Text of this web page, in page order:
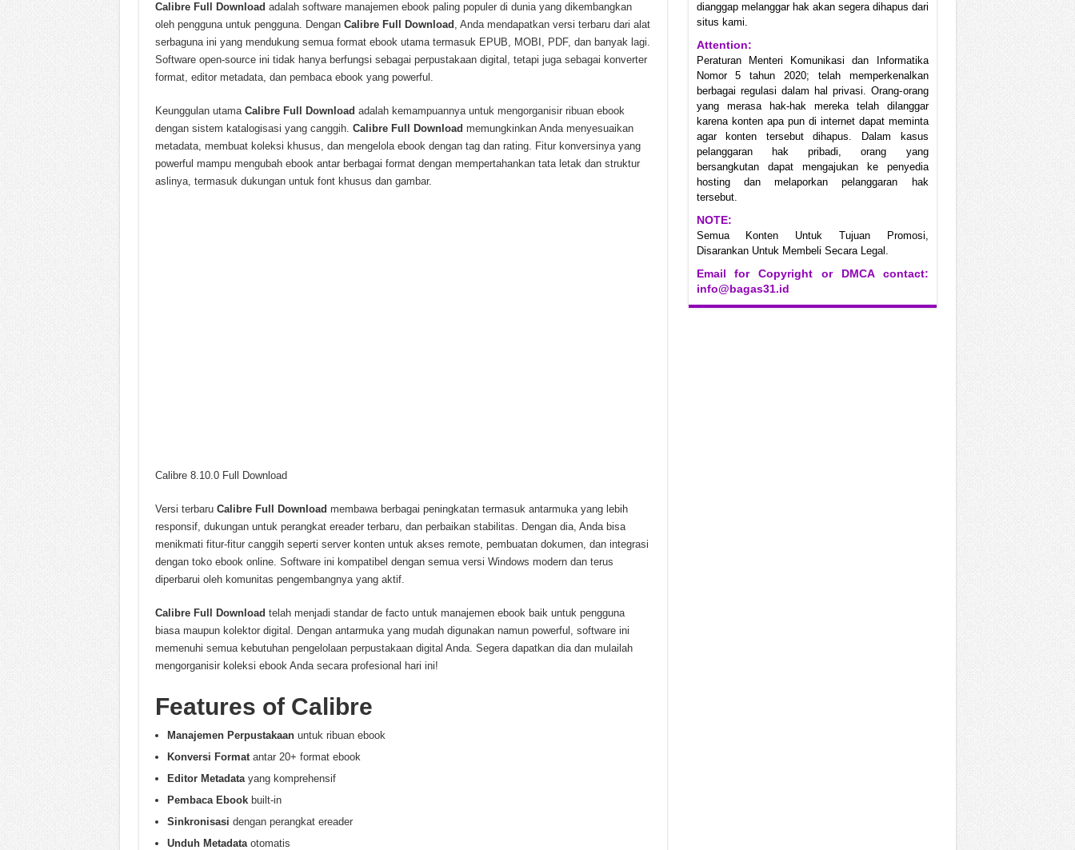
Calibre Full Download adalah software manajemen ebook paling populer di dunia yang dikembangkan
oleh pengguna untuk pengguna. Dengan Calibre Full Download , Anda mendapatkan versi terbaru dari alat
serbaguna ini yang mendukung semua format ebook utama termasuk EPUB, MOBI, PDF, dan banyak lagi.
Software open-source ini tidak hanya berfungsi sebagai perpustakaan digital, tetapi juga sebagai konverter
format, editor metadata, dan pembaca ebook yang powerful.
Keunggulan utama Calibre Full Download adalah kemampuannya untuk mengorganisir ribuan ebook
dengan sistem katalogisasi yang canggih. Calibre Full Download memungkinkan Anda menyesuaikan
metadata, membuat koleksi khusus, dan mengelola ebook dengan tag dan rating. Fitur konversinya yang
powerful mampu mengubah ebook antar berbagai format dengan mempertahankan tata letak dan struktur
aslinya, termasuk dukungan untuk font khusus dan gambar.
Calibre 8.10.0 Full Download
Versi terbaru Calibre Full Download membawa berbagai peningkatan termasuk antarmuka yang lebih
responsif, dukungan untuk perangkat ereader terbaru, dan perbaikan stabilitas. Dengan dia, Anda bisa
menikmati fitur-fitur canggih seperti server konten untuk akses remote, pembuatan dokumen, dan integrasi
dengan toko ebook online. Software ini kompatibel dengan semua versi Windows modern dan terus
diperbarui oleh komunitas pengembangnya yang aktif.
Calibre Full Download telah menjadi standar de facto untuk manajemen ebook baik untuk pengguna
biasa maupun kolektor digital. Dengan antarmuka yang mudah digunakan namun powerful, software ini
memenuhi semua kebutuhan pengelolaan perpustakaan digital Anda. Segera dapatkan dia dan mulailah
mengorganisir koleksi ebook Anda secara profesional hari ini!
Features of Calibre
Manajemen Perpustakaanuntuk ribuan ebook
Konversi Formatantar 20+ format ebook
Editor Metadatayang komprehensif
Pembaca Ebookbuilt-in
Sinkronisasi dengan perangkat ereader
Unduh Metadataotomatis
dianggap melanggar hak akan segera dihapus dari
situs kami.
Attention:
Peraturan Menteri Komunikasi dan Informatika
Nomor 5 tahun 2020; telah memperkenalkan
berbagai regulasi dalam hal privasi. Orang-orang
yang merasa hak-hak mereka telah dilanggar
karena konten apa pun di internet dapat meminta
agar konten tersebut dihapus. Dalam kasus
pelanggaran hak pribadi, orang yang
bersangkutan dapat mengajukan ke penyedia
hosting dan melaporkan pelanggaran hak
tersebut.
NOTE:
Semua Konten Untuk Tujuan Promosi,
Disarankan Untuk Membeli Secara Legal.
Email for Copyright or DMCA contact:
info@bagas31.id